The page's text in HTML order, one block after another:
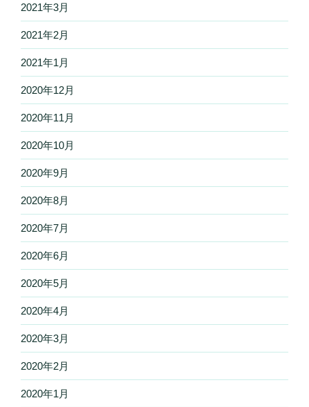
2021年3月
2021年2月
2021年1月
2020年12月
2020年11月
2020年10月
2020年9月
2020年8月
2020年7月
2020年6月
2020年5月
2020年4月
2020年3月
2020年2月
2020年1月